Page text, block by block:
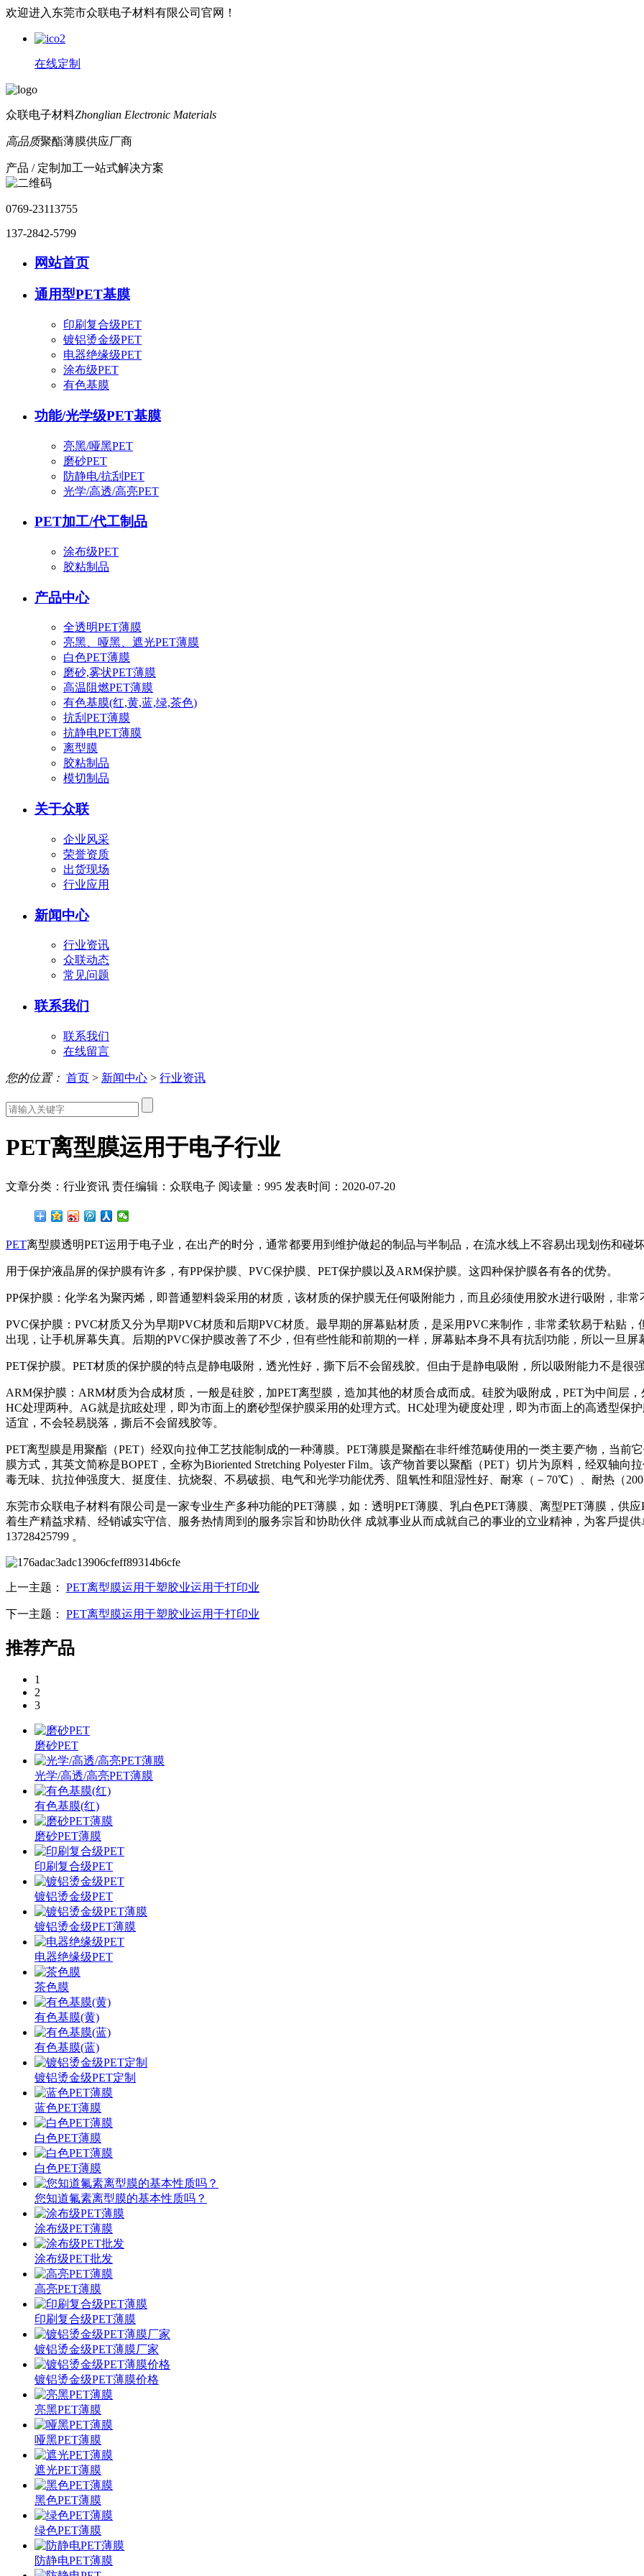
欢迎进入东莞市众联电子材料有限公司官网！
在线定制
众联电子材料Zhonglian Electronic Materials
高品质聚酯薄膜供应厂商
产品 / 定制加工一站式解决方案
0769-23113755
137-2842-5799
网站首页
通用型PET基膜
印刷复合级PET
镀铝烫金级PET
电器绝缘级PET
涂布级PET
有色基膜
功能/光学级PET基膜
亮黑/哑黑PET
磨砂PET
防静电/抗刮PET
光学/高透/高亮PET
PET加工/代工制品
涂布级PET
胶粘制品
产品中心
全透明PET薄膜
亮黑、哑黑、遮光PET薄膜
白色PET薄膜
磨砂,雾状PET薄膜
高温阻燃PET薄膜
有色基膜(红,黄,蓝,绿,茶色)
抗刮PET薄膜
抗静电PET薄膜
离型膜
胶粘制品
模切制品
关于众联
企业风采
荣誉资质
出货现场
行业应用
新闻中心
行业资讯
众联动态
常见问题
联系我们
联系我们
在线留言
您的位置： 首页 > 新闻中心 > 行业资讯
PET离型膜运用于电子行业
文章分类：行业资讯 责任编辑：众联电子 阅读量： 995 发表时间：2020-07-20
PET离型膜透明PET运用于电子业，在出产的时分，通常都要用到维护做起的制品与半制品，在流水线上不容易出现划伤和碰
用于保护液晶屏的保护膜有许多，有PP保护膜、PVC保护膜、PET保护膜以及ARM保护膜。这四种保护膜各有各的优势。
PP保护膜：化学名为聚丙烯，即普通塑料袋采用的材质，该材质的保护膜无任何吸附能力，而且必须使用胶水进行吸附，非
PVC保护膜：PVC材质又分为早期PVC材质和后期PVC材质。最早期的屏幕贴材质，是采用PVC来制作，非常柔软易于粘贴
出现，让手机屏幕失真。后期的PVC保护膜改善了不少，但有些性能和前期的一样，屏幕贴本身不具有抗刮功能，所以一旦
PET保护膜。PET材质的保护膜的特点是静电吸附，透光性好，撕下后不会留残胶。但由于是静电吸附，所以吸附能力不是很
ARM保护膜：ARM材质为合成材质，一般是硅胶，加PET离型膜，造加其他的材质合成而成。硅胶为吸附成，PET为中间
HC处理两种。AG就是抗眩处理，即为市面上的磨砂型保护膜采用的处理方式。HC处理为硬度处理，即为市面上的高透型保
适宜，不会轻易脱落，撕后不会留残胶等。
PET离型膜是用聚酯（PET）经双向拉伸工艺技能制成的一种薄膜。PET薄膜是聚酯在非纤维范畴使用的一类主要产物，当前
膜方式，其英文简称是BOPET，全称为Bioriented Stretching Polyester Film。该产物首要以聚酯（PET）切片为原料，经双轴
毒无味、抗拉伸强度大、挺度佳、抗烧裂、不易破损、电气和光学功能优秀、阻氧性和阻湿性好、耐寒（－70℃）、耐热（
东莞市众联电子材料有限公司是一家专业生产多种功能的PET薄膜，如：透明PET薄膜、乳白色PET薄膜、离型PET薄膜，供
着生产精益求精、经销诚实守信、服务热情周到的服务宗旨和协助伙伴 成就事业从而成就自己的事业的立业精神，为客戶提
13728425799 。
上一主题： PET离型膜运用于塑胶业运用于打印业
下一主题： PET离型膜运用于塑胶业运用于打印业
推荐产品
1
2
3
磨砂PET
光学/高透/高亮PET薄膜
有色基膜(红)
磨砂PET薄膜
印刷复合级PET
镀铝烫金级PET
镀铝烫金级PET薄膜
电器绝缘级PET
茶色膜
有色基膜(黄)
有色基膜(蓝)
镀铝烫金级PET定制
蓝色PET薄膜
白色PET薄膜
白色PET薄膜
您知道氟素离型膜的基本性质吗？
涂布级PET薄膜
涂布级PET批发
高亮PET薄膜
印刷复合级PET薄膜
镀铝烫金级PET薄膜厂家
镀铝烫金级PET薄膜价格
亮黑PET薄膜
哑黑PET薄膜
遮光PET薄膜
黑色PET薄膜
绿色PET薄膜
防静电PET薄膜